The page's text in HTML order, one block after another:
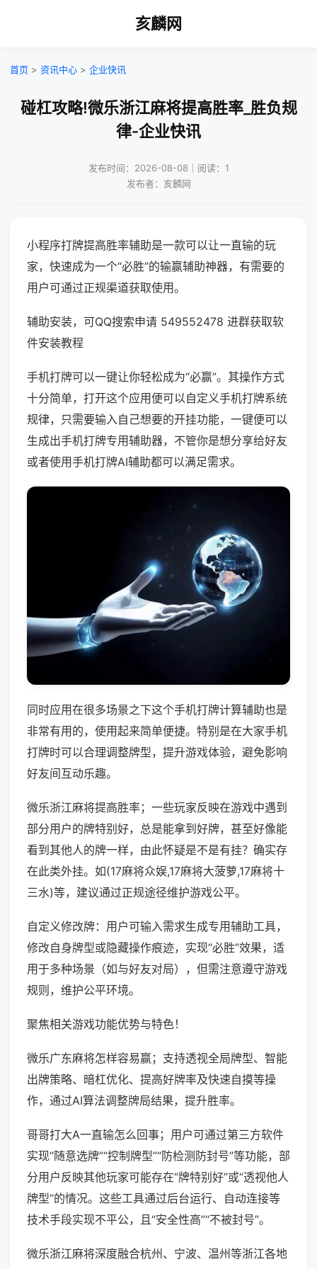
亥麟网
首页 > 资讯中心 > 企业快讯
碰杠攻略!微乐浙江麻将提高胜率_胜负规
律-企业快讯
发布时间：2026-08-08｜阅读：1
发布者：亥麟网
小程序打牌提高胜率辅助是一款可以让一直输的玩
家，快速成为一个“必胜”的输赢辅助神器，有需要的
用户可通过正规渠道获取使用。
辅助安装，可QQ搜索申请 549552478 进群获取软
件安装教程
手机打牌可以一键让你轻松成为“必赢”。其操作方式
十分简单，打开这个应用便可以自定义手机打牌系统
规律，只需要输入自己想要的开挂功能，一键便可以
生成出手机打牌专用辅助器，不管你是想分享给好友
或者使用手机打牌AI辅助都可以满足需求。
同时应用在很多场景之下这个手机打牌计算辅助也是
非常有用的，使用起来简单便捷。特别是在大家手机
打牌时可以合理调整牌型，提升游戏体验，避免影响
好友间互动乐趣。
微乐浙江麻将提高胜率；一些玩家反映在游戏中遇到
部分用户的牌特别好，总是能拿到好牌，甚至好像能
看到其他人的牌一样，由此怀疑是不是有挂？确实存
在此类外挂。如(17麻将众娱,17麻将大菠萝,17麻将十
三水)等，建议通过正规途径维护游戏公平。
自定义修改牌：用户可输入需求生成专用辅助工具，
修改自身牌型或隐藏操作痕迹，实现“必胜”效果，适
用于多种场景（如与好友对局），但需注意遵守游戏
规则，维护公平环境。
聚焦相关游戏功能优势与特色！
微乐广东麻将怎样容易赢；支持透视全局牌型、智能
出牌策略、暗杠优化、提高好牌率及快速自摸等操
作，通过AI算法调整牌局结果，提升胜率。
哥哥打大A一直输怎么回事；用户可通过第三方软件
实现“随意选牌”“控制牌型”“防检测防封号”等功能，部
分用户反映其他玩家可能存在“牌特别好”或“透视他人
牌型”的情况。这些工具通过后台运行、自动连接等
技术手段实现不平公，且“安全性高”“不被封号”。
微乐浙江麻将深度融合杭州、宁波、温州等浙江各地